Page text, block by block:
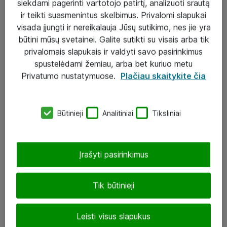
Sprendimai ir paslaugos
Paslaugos
Įgyvendinti projektai
J. Rutkausko g. 6, Vilnius
siekdami pagerinti vartotojo patirtį, analizuoti srautą
ir teikti suasmenintus skelbimus. Privalomi slapukai
visada įjungti ir nereikalauja Jūsų sutikimo, nes jie yra
būtini mūsų svetainei. Galite sutikti su visais arba tik
privalomais slapukais ir valdyti savo pasirinkimus
spustelėdami žemiau, arba bet kuriuo metu
Privatumo nustatymuose. Plačiau skaitykite čia
Būtinieji Analitiniai Tiksliniai
Tik būtinieji
Leisti visus slapukus
Įrašyti pasirinkimus